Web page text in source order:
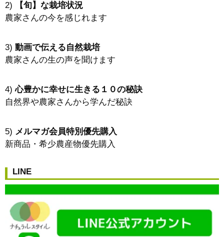
2)
【旬】な栽培状況
農家さんの今を感じれます
3) 動画で伝える自然栽培
農家さんの生の声を聞けます
4)心豊かに幸せに生きる１０の秘訣
自然界や農家さんから学んだ秘訣
5) メルマガ会員特別優先購入
新商品・希少農産物優先購入
LINE